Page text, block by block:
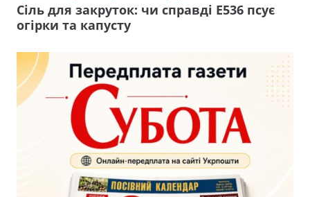
Сіль для закруток: чи справді Е536 псує
огірки та капусту